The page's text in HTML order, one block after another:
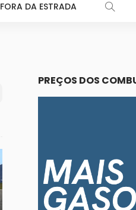
FORA DA ESTRADA
PREÇOS DOS